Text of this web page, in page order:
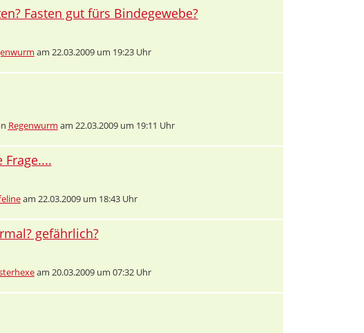
Fasten gut fürs Bindegewebe?
am 22.03.2009 um 19:23 Uhr
Regenwurm am 22.03.2009 um 19:11 Uhr
Frage....
am 22.03.2009 um 18:43 Uhr
gefährlich?
am 20.03.2009 um 07:32 Uhr